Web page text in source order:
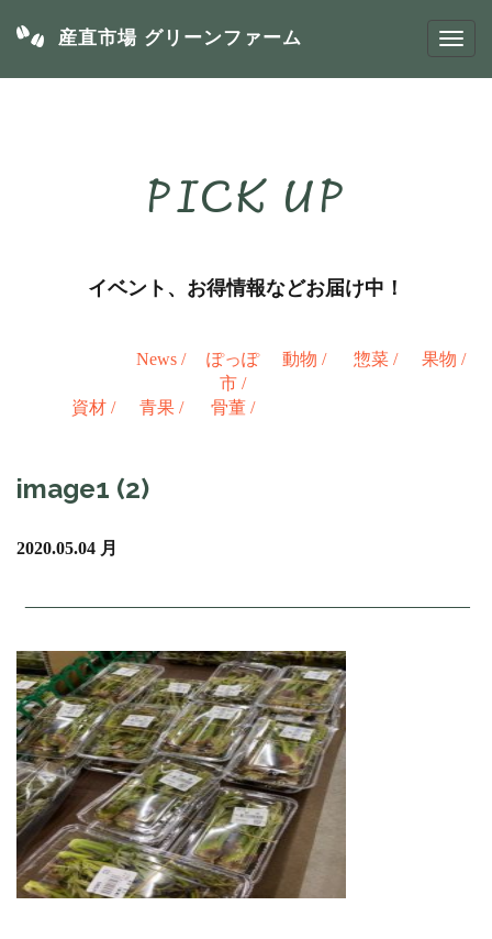
産直市場 グリーンファーム
PICK UP
イベント、お得情報などお届け中！
News /
ぽっぽ
市 /
動物 / 惣菜 / 果物 /
資材 / 青果 / 骨董 /
image1 (2)
2020.05.04 月